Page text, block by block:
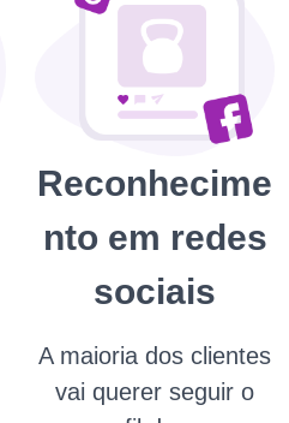
Reconhecime
nto em redes
sociais
A maioria dos clientes
vai querer seguir o